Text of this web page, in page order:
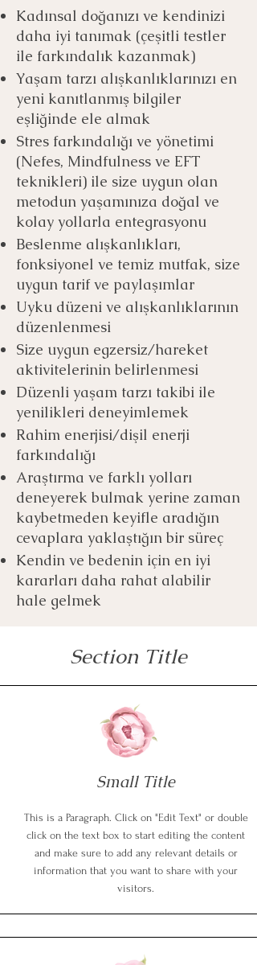
Kadınsal doğanızı ve kendinizi
daha iyi tanımak (çeşitli testler
ile farkındalık kazanmak)
Yaşam tarzı alışkanlıklarınızı en
yeni kanıtlanmış bilgiler
eşliğinde ele almak
Stres farkındalığı ve yönetimi
(Nefes, Mindfulness ve EFT
teknikleri) ile size uygun olan
metodun yaşamınıza doğal ve
kolay yollarla entegrasyonu
Beslenme alışkanlıkları,
fonksiyonel ve temiz mutfak, size
uygun tarif ve paylaşımlar
Uyku düzeni ve alışkanlıklarının
düzenlenmesi
Size uygun egzersiz/hareket
aktivitelerinin belirlenmesi
Düzenli yaşam tarzı takibi ile
yenilikleri deneyimlemek
Rahim enerjisi/dişil enerji
farkındalığı
Araştırma ve farklı yolları
deneyerek bulmak yerine zaman
kaybetmeden keyifle aradığın
cevaplara yaklaştığın bir süreç
Kendin ve bedenin için en iyi
kararları daha rahat alabilir
hale gelmek
Section Title
Small Title
This is a Paragraph. Click on "Edit Text" or double
click on the text box to start editing the content
and make sure to add any relevant details or
information that you want to share with your
visitors.